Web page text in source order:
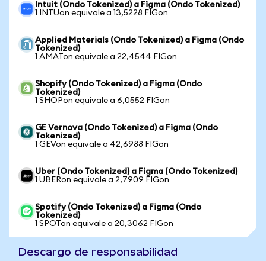
Intuit (Ondo Tokenized) a Figma (Ondo Tokenized)
1 INTUon equivale a 13,5228 FIGon
Applied Materials (Ondo Tokenized) a Figma (Ondo
Tokenized)
1 AMATon equivale a 22,4544 FIGon
Shopify (Ondo Tokenized) a Figma (Ondo
Tokenized)
1 SHOPon equivale a 6,0552 FIGon
GE Vernova (Ondo Tokenized) a Figma (Ondo
Tokenized)
1 GEVon equivale a 42,6988 FIGon
Uber (Ondo Tokenized) a Figma (Ondo Tokenized)
1 UBERon equivale a 2,7909 FIGon
Spotify (Ondo Tokenized) a Figma (Ondo
Tokenized)
1 SPOTon equivale a 20,3062 FIGon
Descargo de responsabilidad